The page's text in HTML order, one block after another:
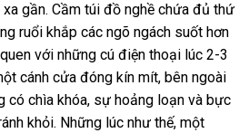
xa gần. Cầm túi đồ nghề chứa đủ thứ
ruổi khắp các ngõ ngách suốt hơn
với những cú điện thoại lúc 2-3
cánh cửa đóng kín mít, bên ngoài
có chìa khóa, sự hoảng loạn và bực
khỏi. Những lúc như thế, một